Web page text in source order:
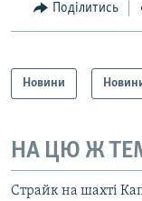
Поділитись
Новини
НА ЦЮ Ж
Страйк на шахті